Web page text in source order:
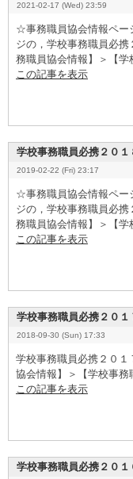
2021-02-17 (Wed) 23:59
☆事務職員協会情報ペー
ジの，学校事務職員必
務職員協会情報】＞【学
この記事を表示
学校事務職員必携２０１
2019-02-22 (Fri) 23:17
☆事務職員協会情報ペー
ジの，学校事務職員必
務職員協会情報】＞【学
この記事を表示
学校事務職員必携２０
2018-09-30 (Sun) 17:33
学校事務職員必携２０
協会情報】＞【学校事務
この記事を表示
学校事務職員必携２０